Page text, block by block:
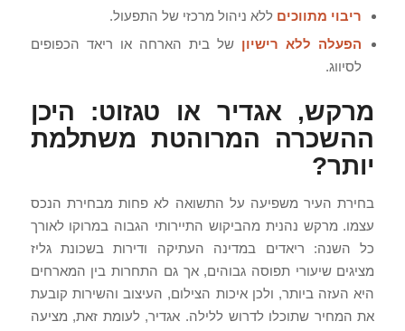
ריבוי מתווכים ללא ניהול מרכזי של התפעול.
הפעלה ללא רישיון של בית הארחה או ריאד הכפופים
לסיווג.
מרקש, אגדיר או טגזוט: היכן
ההשכרה המרוהטת משתלמת
יותר?
בחירת העיר משפיעה על התשואה לא פחות מבחירת הנכס
עצמו. מרקש נהנית מהביקוש התיירותי הגבוה במרוקו לאורך
כל השנה: ריאדים במדינה העתיקה ודירות בשכונת גליז
מציגים שיעורי תפוסה גבוהים, אך גם התחרות בין המארחים
היא העזה ביותר, ולכן איכות הצילום, העיצוב והשירות קובעת
את המחיר שתוכלו לדרוש ללילה. אגדיר, לעומת זאת, מציעה